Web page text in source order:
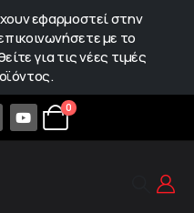
εφαρμοστεί στην
με το
για τις νέες τιμές
0